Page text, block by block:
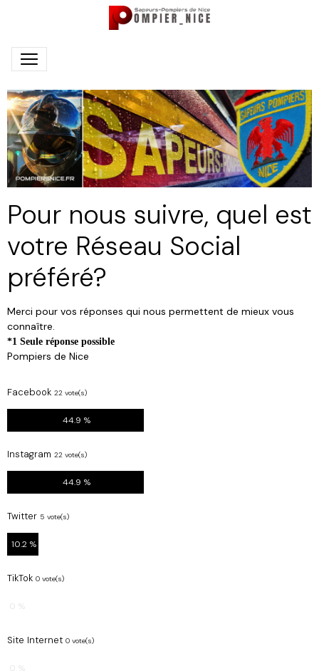
Pour nous suivre, quel est
votre Réseau Social
préféré?
Merci pour vos réponses qui nous permettent de mieux vous
connaître.
*1 Seule réponse possible
Pompiers de Nice
Facebook 22 vote(s)
44.9 %
Instagram 22 vote(s)
44.9 %
Twitter 5 vote(s)
10.2 %
TikTok 0 vote(s)
0 %
Site Internet 0 vote(s)
0 %